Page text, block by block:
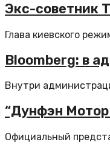
Экс-советник
Глава киевского
Bloomberg: в
Внутри
“Дунфэн Мотор
Официальный